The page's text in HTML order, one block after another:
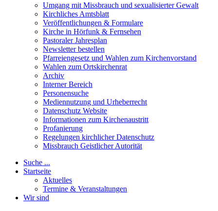
Umgang mit Missbrauch und sexualisierter Gewalt
Kirchliches Amtsblatt
Veröffentlichungen & Formulare
Kirche in Hörfunk & Fernsehen
Pastoraler Jahresplan
Newsletter bestellen
Pfarreiengesetz und Wahlen zum Kirchenvorstand
Wahlen zum Ortskirchenrat
Archiv
Interner Bereich
Personensuche
Mediennutzung und Urheberrecht
Datenschutz Website
Informationen zum Kirchenaustritt
Profanierung
Regelungen kirchlicher Datenschutz
Missbrauch Geistlicher Autorität
Suche ...
Startseite
Aktuelles
Termine & Veranstaltungen
Wir sind